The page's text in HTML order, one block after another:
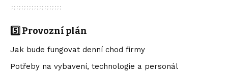
5️⃣ Provozní plán
Jak bude fungovat denní chod firmy
Potřeby na vybavení, technologie a personál